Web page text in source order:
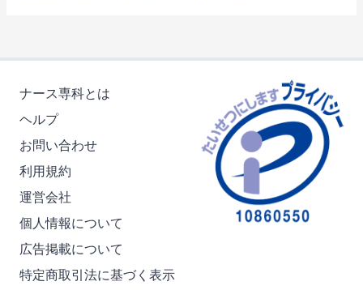
ナース専科とは
ヘルプ
お問い合わせ
利用規約
運営会社
個人情報について
広告掲載について
特定商取引法に基づく表示